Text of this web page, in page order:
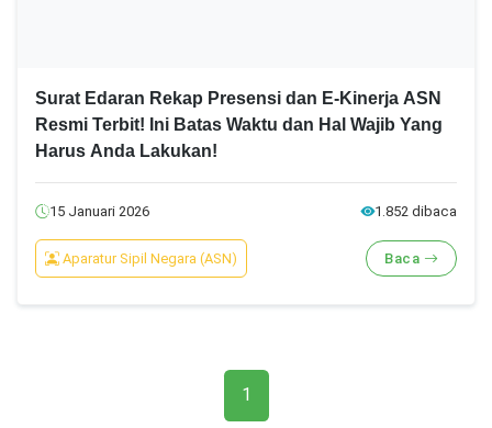
Surat Edaran Rekap Presensi dan E-Kinerja ASN
Resmi Terbit! Ini Batas Waktu dan Hal Wajib Yang
Harus Anda Lakukan!
15 Januari 2026 1.852 dibaca
Aparatur Sipil Negara (ASN) Baca
1